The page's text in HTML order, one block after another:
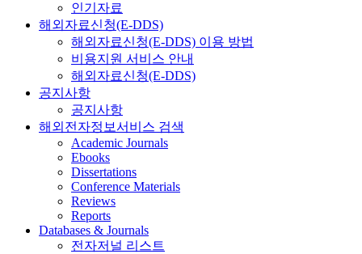
인기자료
해외자료신청(E-DDS)
해외자료신청(E-DDS) 이용 방법
비용지원 서비스 안내
해외자료신청(E-DDS)
공지사항
공지사항
해외전자정보서비스 검색
Academic Journals
Ebooks
Dissertations
Conference Materials
Reviews
Reports
Databases & Journals
전자저널 리스트